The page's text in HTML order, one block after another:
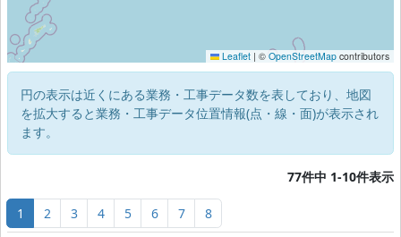
Leaflet | © OpenStreetMap contributors
円の表示は近くにある業務・工事データ数を表しており、地図
を拡大すると業務・工事データ位置情報(点・線・面)が表示され
ます。
77件中 1-10件表示
1 2 3 4 5 6 7 8